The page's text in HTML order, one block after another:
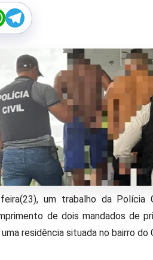
T
e
g
r
a
m
um trabalho da
de dois mandados de
residência situada no bairro do